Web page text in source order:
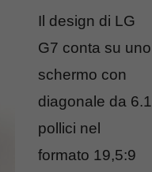
Il design di LG
G7 conta su uno
schermo con
diagonale da 6.1
pollici nel
formato 19,5:9